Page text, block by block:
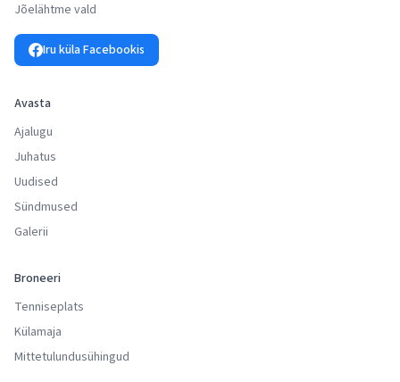
Jõelähtme vald
Iru küla Facebookis
Avasta
Ajalugu
Juhatus
Uudised
Sündmused
Galerii
Broneeri
Tenniseplats
Külamaja
Mittetulundusühingud